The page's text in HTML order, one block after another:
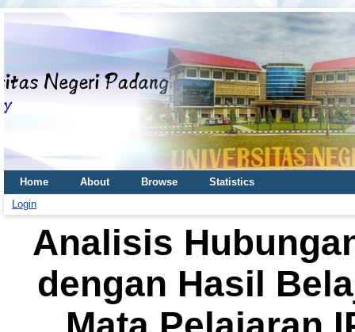
Home About Browse
Statistics
Login
Analisis
dengan Hasil